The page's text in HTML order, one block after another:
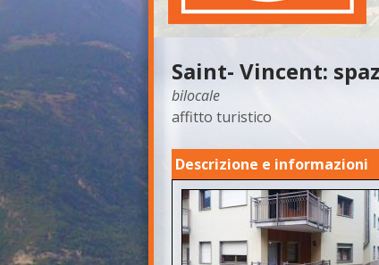
Saint- Vincent:
bilocale
affitto turistico
Descrizione e informazioni